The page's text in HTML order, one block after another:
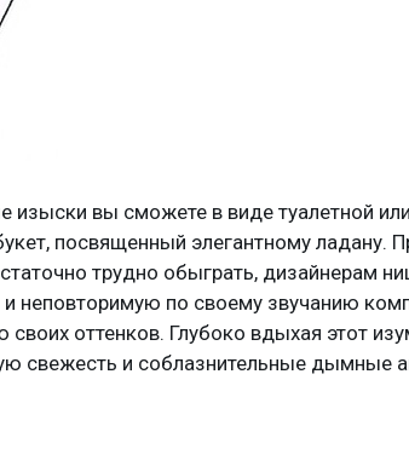
изыски вы сможете в виде туалетной
посвященный элегантному ладану.
трудно обыграть, дизайнерам
неповторимую по своему звучанию
оттенков. Глубоко вдыхая этот
свежесть и соблазнительные дымные